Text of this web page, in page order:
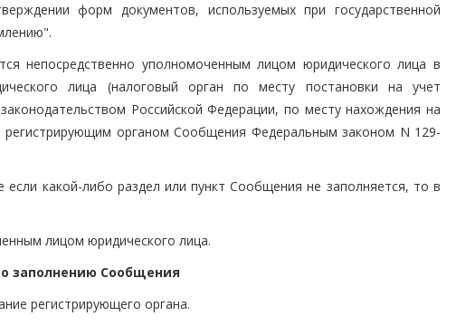
форм документов, используемых при государственной
непосредственно уполномоченным лицом юридического лица в
лица (налоговый орган по месту постановки на учет
Российской Федерации, по месту нахождения на
регистрирующим органом Сообщения Федеральным законом N 129-
какой-либо раздел или пункт Сообщения не заполняется, то в
лицом юридического лица.
заполнению Сообщения
регистрирующего органа.